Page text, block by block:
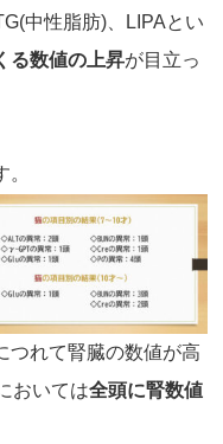
中性脂肪)、LIPAとい
る数値の上昇が目立っ
つれて腎臓の数値が高
おいては全頭に腎数値